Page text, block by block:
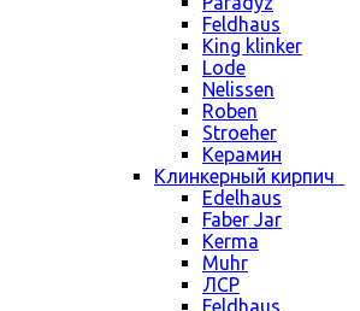
Feldhaus
King klinker
Lode
Nelissen
Roben
Stroeher
Керамин
Клинкерный кирпич
Edelhaus
Faber Jar
Kerma
Muhr
ЛСР
Feldhaus